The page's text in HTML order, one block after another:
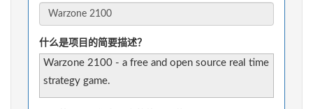
什么是项目的简要描述？
Warzone 2100 - a free and open source real time
strategy game.